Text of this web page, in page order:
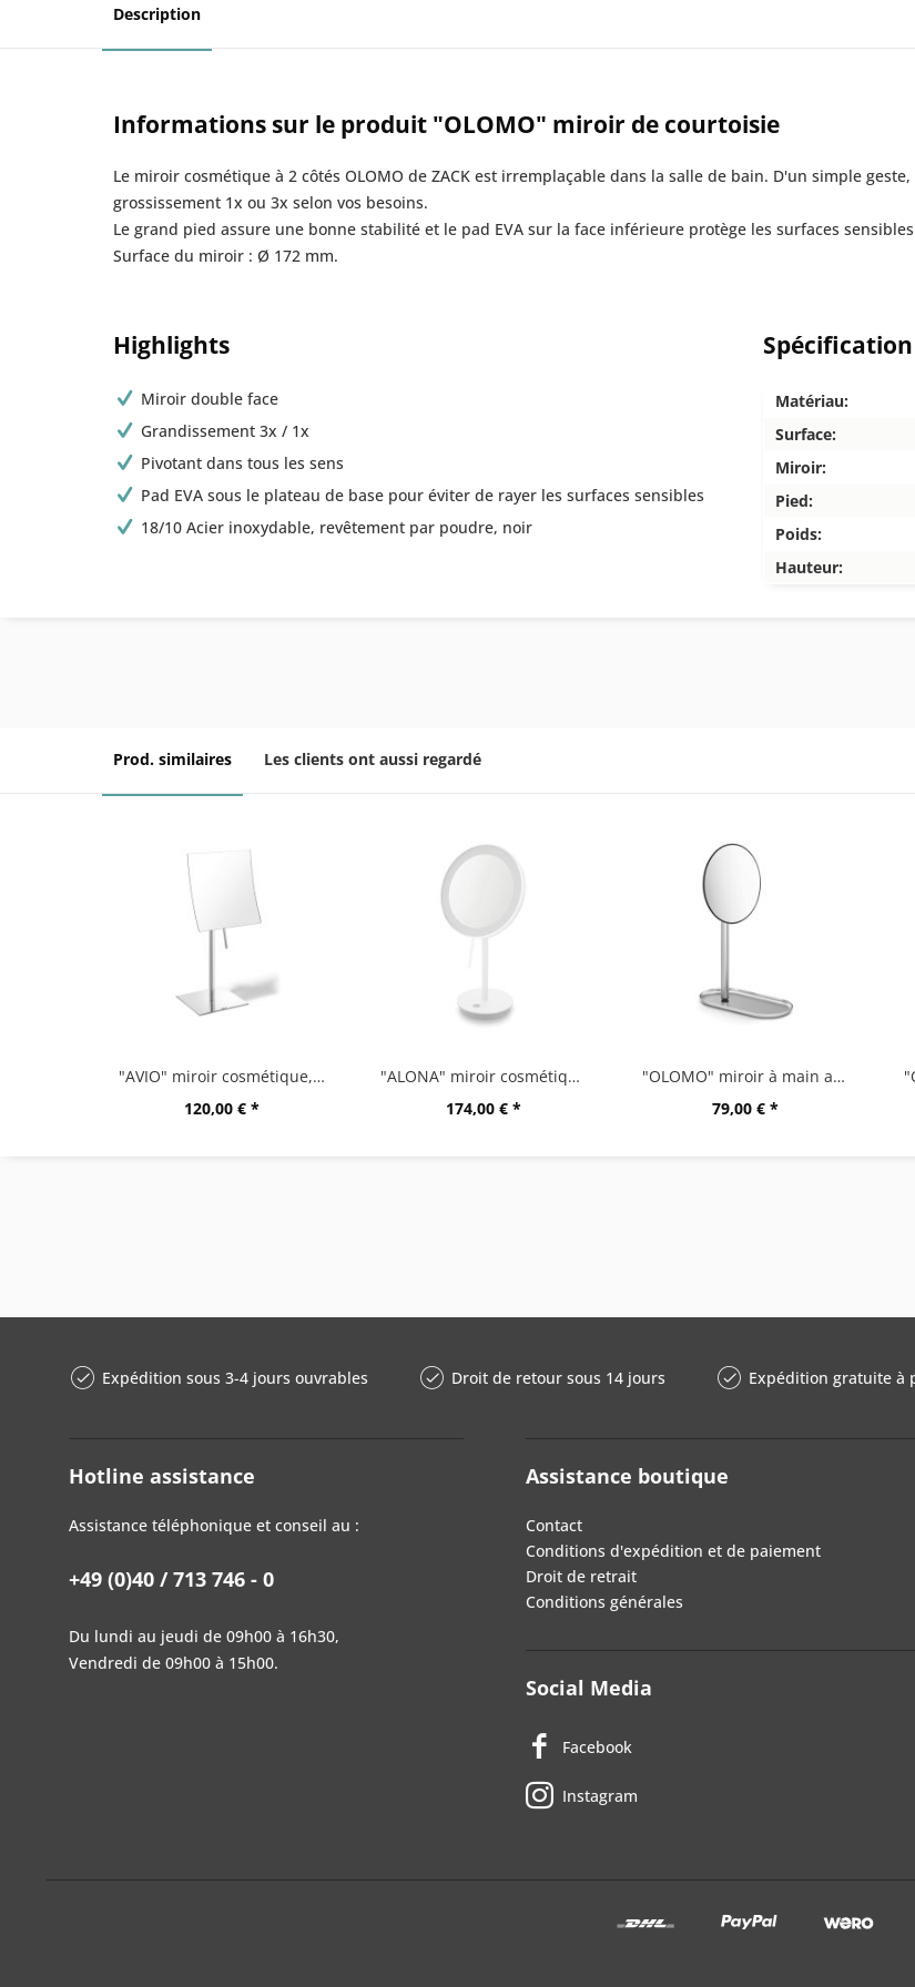
Description
Informations sur le produit "OLOMO" miroir de courtoisie
Le miroir cosmétique à 2 côtés OLOMO de ZACK est irremplaçable dans la salle de bain. D'un simple
grossissement 1x ou 3x selon vos besoins.
Le grand pied assure une bonne stabilité et le pad EVA sur la face inférieure protège les surfaces
Surface du miroir : Ø 172 mm.
Highlights
Miroir double face
Grandissement 3x / 1x
Pivotant dans tous les sens
Pad EVA sous le plateau de base pour éviter de rayer les surfaces sensibles
18/10 Acier inoxydable, revêtement par poudre, noir
Matériau:
Surface:
Miroir:
Pied:
Poids:
Hauteur:
Prod. similaires Les clients ont aussi regardé
"AVIO" miroir cosmétique, trés brillant
120,00 € *
"ALONA" miroir cosmétique LED, blanc
174,00 € *
"OLOMO" miroir à main avec tablette
79,00 € *
Expédition sous 3-4 jours ouvrables Droit de retour sous 14 jours Expédition gratuite à
Hotline assistance
Assistance téléphonique et conseil au :
+49 (0)40 / 713 746 - 0
Du lundi au jeudi de 09h00 à 16h30,
Vendredi de 09h00 à 15h00.
Assistance boutique
Contact
Conditions d'expédition et de paiement
Droit de retrait
Conditions générales
Social Media
Facebook
Instagram